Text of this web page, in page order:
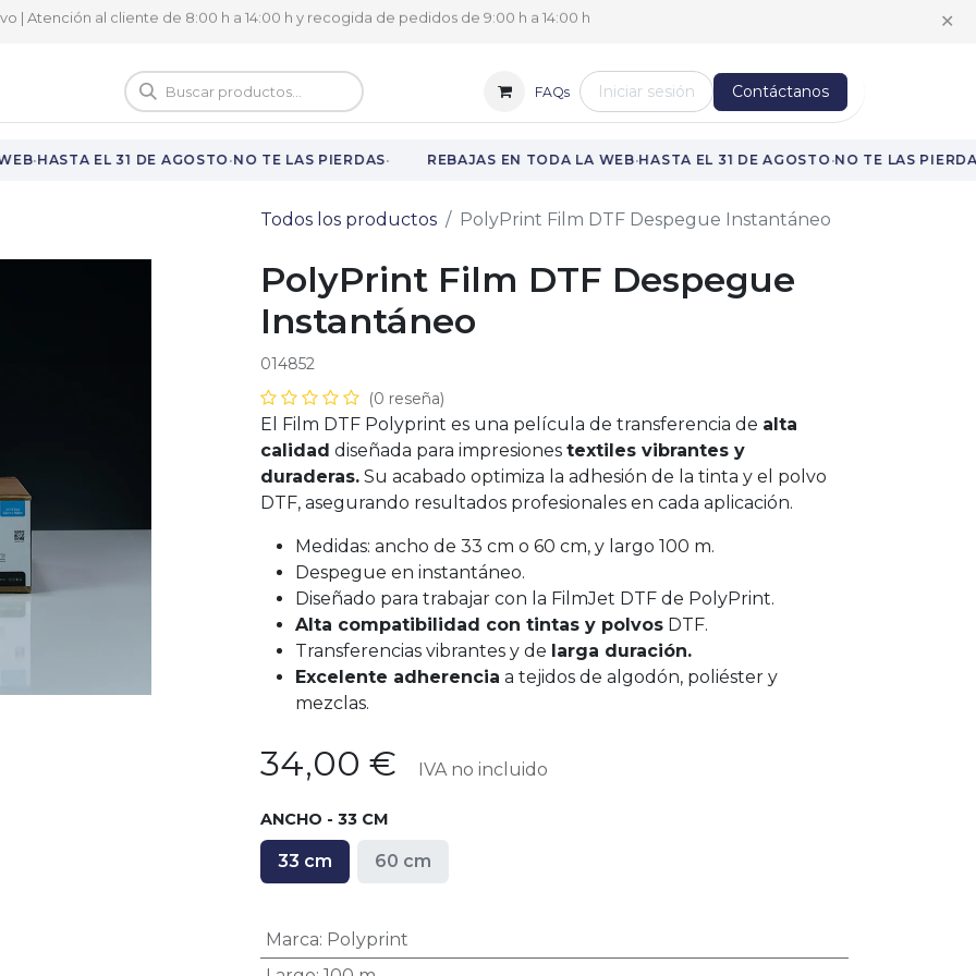
| Atención al cliente de 8:00 h a 14:00 h y recogida de pedidos de 9:00 h a 14:00 h ✕
Vuelta al cole FAQs Iniciar sesión Contáctanos
·HASTA EL 31 DE AGOSTO·NO TE LAS PIERDAS· REBAJAS EN TODA LA WEB·HASTA EL 31 DE AGOSTO·NO TE LAS
Todos los productos PolyPrint Film DTF Despegue Instantáneo
PolyPrint Film DTF Despegue
Instantáneo
014852
(0 reseña)
El Film DTF Polyprint es una película de transferencia de alta
calidad diseñada para impresiones textiles vibrantes y
duraderas. Su acabado optimiza la adhesión de la tinta y el polvo
DTF, asegurando resultados profesionales en cada aplicación.
Medidas: ancho de 33 cm o 60 cm, y largo 100 m.
Despegue en instantáneo.
Diseñado para trabajar con la FilmJet DTF de PolyPrint.
Alta compatibilidad con tintas y polvos DTF.
Transferencias vibrantes y de larga duración.
Excelente adherencia a tejidos de algodón, poliéster y
mezclas.
34,00 € IVA no incluido
ANCHO - 33 CM
33 cm 60 cm
Marca: Polyprint